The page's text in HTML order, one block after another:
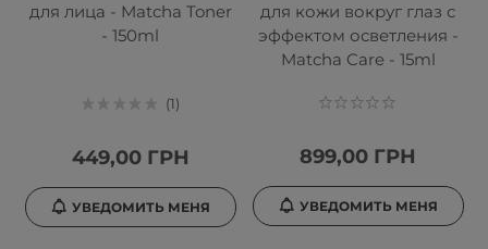
для лица - Matcha Toner
- 150ml
1
449,00 ГРН
УВЕДОМИТЬ МЕНЯ
для кожи вокруг глаз с
эффектом осветления -
Matcha Care - 15ml
899,00 ГРН
УВЕДОМИТЬ МЕНЯ